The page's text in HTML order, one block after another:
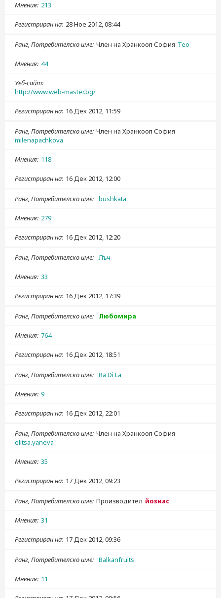
Мнения 213
Регистриран на 28 Ное 2012, 08:44
Ранг, Потребителско име Член на Хранкооп София Teo
Мнения 44
Уеб-сайт
http://www.web-master.bg/
Регистриран на 16 Дек 2012, 11:59
Ранг, Потребителско име Член на Хранкооп София
milenapachkova
Мнения 118
Регистриран на 16 Дек 2012, 12:00
Ранг, Потребителско име bushkata
Мнения 279
Регистриран на 16 Дек 2012, 12:20
Ранг, Потребителско име Лъч
Мнения 33
Регистриран на 16 Дек 2012, 17:39
Ранг, Потребителско име Любомира
Мнения 764
Регистриран на 16 Дек 2012, 18:51
Ранг, Потребителско име Ra Di La
Мнения 9
Регистриран на 16 Дек 2012, 22:01
Ранг, Потребителско име Член на Хранкооп София
elitsa.yaneva
Мнения 35
Регистриран на 17 Дек 2012, 09:23
Ранг, Потребителско име Производител йозиас
Мнения 31
Регистриран на 17 Дек 2012, 09:36
Ранг, Потребителско име Balkanfruits
Мнения 11